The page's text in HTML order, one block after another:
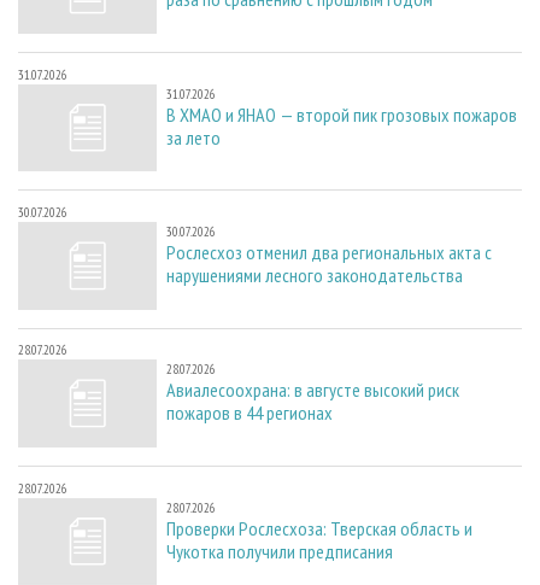
31.07.2026
31.07.2026
В ХМАО и ЯНАО — второй пик грозовых пожаров
за лето
30.07.2026
30.07.2026
Рослесхоз отменил два региональных акта с
нарушениями лесного законодательства
28.07.2026
28.07.2026
Авиалесоохрана: в августе высокий риск
пожаров в 44 регионах
28.07.2026
28.07.2026
Проверки Рослесхоза: Тверская область и
Чукотка получили предписания